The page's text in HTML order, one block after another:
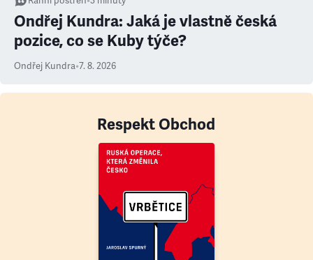
Ondřej Kundra: Jaká je vlastně česká
pozice, co se Kuby týče?
Ondřej Kundra•7. 8. 2026
Respekt Obchod